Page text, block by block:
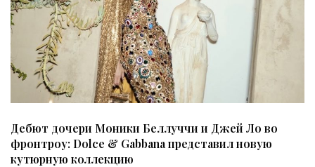
Дебют дочери Моники Беллуччи и Джей Ло во
фронтроу: Dolce & Gabbana представил новую
кутюрную коллекцию